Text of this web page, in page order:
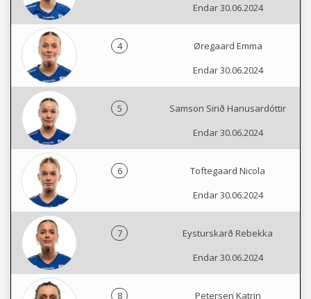
Endar 30.06.2024
4
Øregaard Emma
Endar 30.06.2024
5
Samson Sirið Hanusardóttir
Endar 30.06.2024
6
Toftegaard Nicola
Endar 30.06.2024
7
Eysturskarð Rebekka
Endar 30.06.2024
8
Petersen Katrin